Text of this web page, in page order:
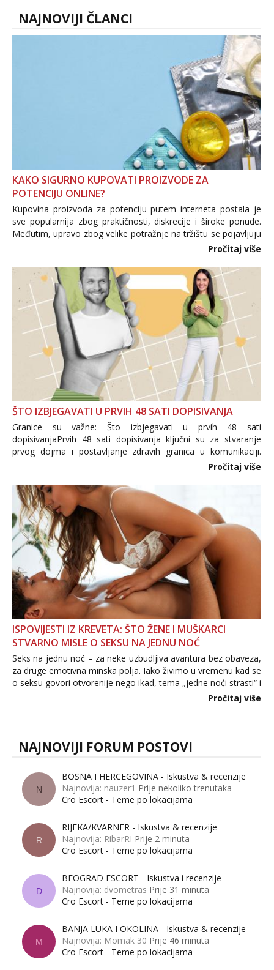
NAJNOVIJI ČLANCI
KAKO SIGURNO KUPOVATI PROIZVODE ZA
POTENCIJU ONLINE?
Kupovina proizvoda za potenciju putem interneta postala je
sve popularnija zbog praktičnosti, diskrecije i široke ponude.
Međutim, upravo zbog velike potražnje na tržištu se pojavljuju
i brojni krivotvoreni proizvodi, nepouzdane internetske
Pročitaj više
ŠTO IZBJEGAVATI U PRVIH 48 SATI DOPISIVANJA
Granice su važne: Što izbjegavati u prvih 48 sati
dopisivanjaPrvih 48 sati dopisivanja ključni su za stvaranje
prvog dojma i postavljanje zdravih granica u komunikaciji.
Važno je izbjeći prebrzo otkrivanje osobnih ili intimnih
informacija, jer nepoznata osoba još nije zaslužila to
povjerenje. Takođe...
Pročitaj više
ISPOVIJESTI IZ KREVETA: ŠTO ŽENE I MUŠKARCI
STVARNO MISLE O SEKSU NA JEDNU NOĆ
Seks na jednu noć – za neke uzbudljiva avantura bez obaveza,
za druge emotivna minska polja. Iako živimo u vremenu kad se
o seksu govori otvorenije nego ikad, tema „jedne noći strasti“ i
dalje izaziva burne rasprave. Što zapravo misle žene, a što
Pročitaj više
NAJNOVIJI FORUM POSTOVI
N
BOSNA I HERCEGOVINA - Iskustva & recenzije
Najnovija: nauzer1 Prije nekoliko trenutaka
Cro Escort - Teme po lokacijama
R
RIJEKA/KVARNER - Iskustva & recenzije
Najnovija: RibarRI Prije 2 minuta
Cro Escort - Teme po lokacijama
D
BEOGRAD ESCORT - Iskustva i recenzije
Najnovija: dvometras Prije 31 minuta
Cro Escort - Teme po lokacijama
M
BANJA LUKA I OKOLINA - Iskustva & recenzije
Najnovija: Momak 30 Prije 46 minuta
Cro Escort - Teme po lokacijama